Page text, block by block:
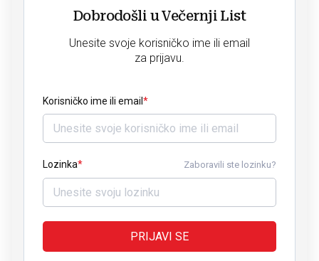
Dobrodošli u Večernji List
Unesite svoje korisničko ime ili email
za prijavu.
Korisničko ime ili email
Lozinka Zaboravili ste lozinku?
PRIJAVI SE